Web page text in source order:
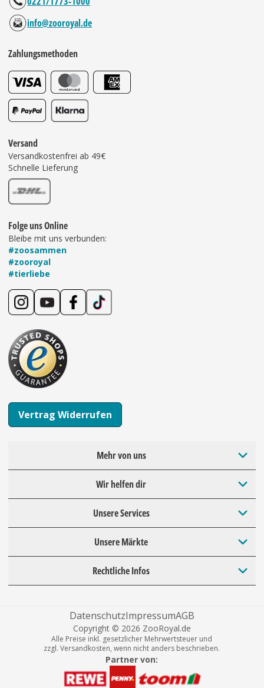
info@zooroyal.de
Zahlungsmethoden
Versand
Versandkostenfrei ab 49€
Schnelle Lieferung
Folge uns Online
Bleibe mit uns verbunden:
#zoosammen
#zooroyal
#tierliebe
Vertrag Widerrufen
Mehr von uns
Wir helfen dir
Unsere Services
Unsere Märkte
Rechtliche Infos
DatenschutzImpressumAGB
Copyright © 2026 ZooRoyal.de
Alle Preise inkl. gesetzlicher Mehrwertsteuer und
zzgl. Versandkosten, wenn nicht anders beschrieben.
Partner von: